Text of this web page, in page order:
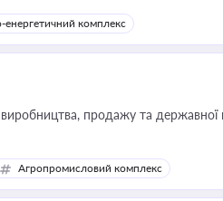
енергетичний комплекс
продажу та державної
Агропромисловий комплекс